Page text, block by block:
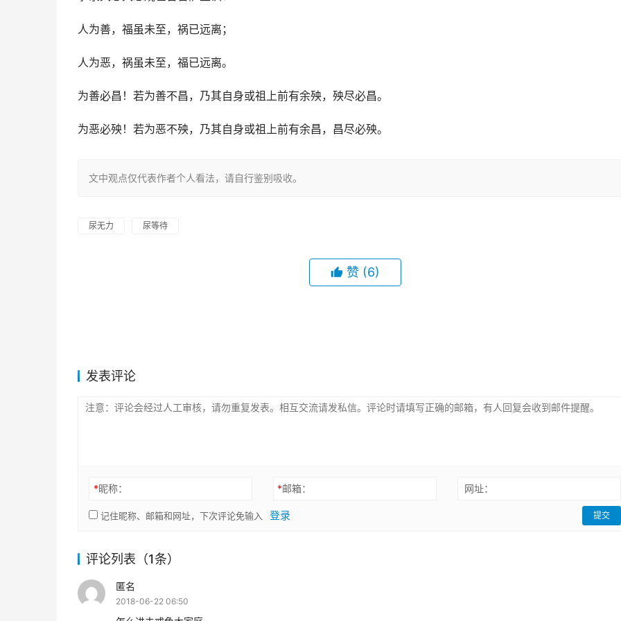
人为善，福虽未至，祸已远离；
人为恶，祸虽未至，福已远离。
为善必昌！若为善不昌，乃其自身或祖上前有余殃，殃尽必昌。
为恶必殃！若为恶不殃，乃其自身或祖上前有余昌，昌尽必殃。
文中观点仅代表作者个人看法，请自行鉴别吸收。
尿无力 尿等待
赞 (6)
发表评论
*昵称： *邮箱： 网址：
记住昵称、邮箱和网址，下次评论免输入 登录 提交
评论列表（1条）
匿名
2018-06-22 06:50